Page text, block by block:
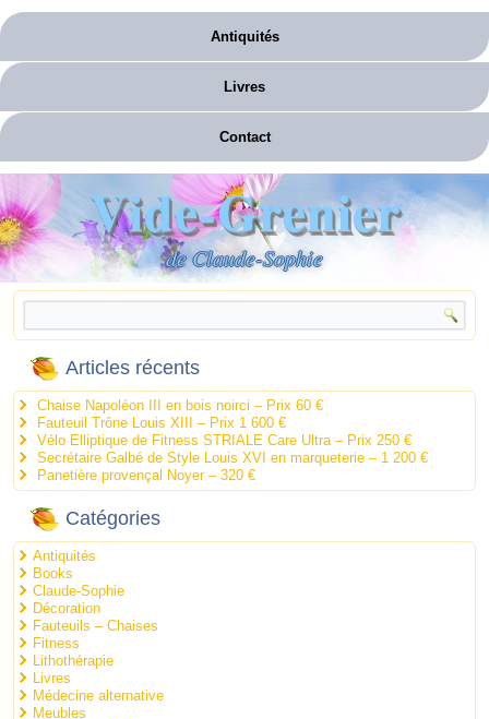
Antiquités
Livres
Contact
Vide-Grenier
de Claude-Sophie
Articles récents
Chaise Napoléon III en bois noirci – Prix 60 €
Fauteuil Trône Louis XIII – Prix 1 600 €
Vélo Elliptique de Fitness STRIALE Care Ultra – Prix 250 €
Secrétaire Galbé de Style Louis XVI en marqueterie – 1 200 €
Panetière provençal Noyer – 320 €
Catégories
Antiquités
Books
Claude-Sophie
Décoration
Fauteuils – Chaises
Fitness
Lithothérapie
Livres
Médecine alternative
Meubles